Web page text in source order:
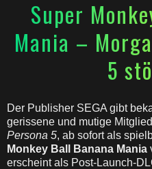
Super
Mania –
5
Der Publisher SEGA gibt
gerissene und mutige
Persona 5, ab sofort als
Monkey Ball Banana Mania
erscheint als Post-Launch-